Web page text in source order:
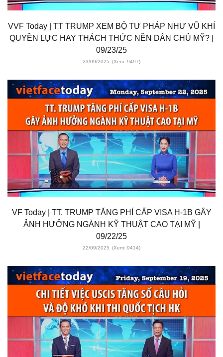
VVF Today | TT TRUMP XEM BỘ TƯ PHÁP NHƯ VŨ KHÍ
QUYỀN LỰC HAY THÁCH THỨC NỀN DÂN CHỦ MỸ? |
09/23/25
23/09/2025 (Xem: 9497)
VF Today | TT. TRUMP TĂNG PHÍ CẤP VISA H-1B GÂY
ẢNH HƯỞNG NGÀNH KỸ THUẬT CAO TẠI MỸ |
09/22/25
22/09/2025 (Xem: 9414)